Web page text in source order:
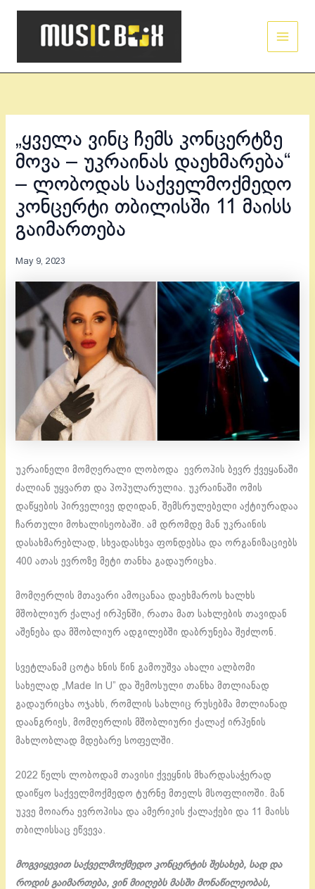
Skip
„ყველა ვინც ჩემს კონცერტზე
მოვა – უკრაინას დაეხმარება“
– ლობოდას საქველმოქმედო
კონცერტი თბილისში 11 მაისს
გაიმართება
May 9, 2023
უკრაინელი მომღერალი ლობოდა ევროპის ბევრ ქვეყანაში
ძალიან უყვართ და პოპულარულია. უკრაინაში ომის
დაწყების პირველივე დღიდან, შემსრულებელი აქტიურადაა
ჩართული მოხალისეობაში. ამ დრომდე მან უკრაინის
დასახმარებლად, სხვადასხვა ფონდებსა და ორგანიზაციებს
400 ათას ევროზე მეტი თანხა გადაურიცხა.
მომღერლის მთავარი ამოცანაა დაეხმაროს ხალხს
მშობლიურ ქალაქ ირპენში, რათა მათ სახლების თავიდან
აშენება და მშობლიურ ადგილებში დაბრუნება შეძლონ.
სვეტლანამ ცოტა ხნის წინ გამოუშვა ახალი ალბომი
სახელად „Made In U” და შემოსული თანხა მთლიანად
გადაურიცხა ოჯახს, რომლის სახლიც რუსებმა მთლიანად
დაანგრიეს, მომღერლის მშობლიური ქალაქ ირპენის
მახლობლად მდებარე სოფელში.
2022 წელს ლობოდამ თავისი ქვეყნის მხარდასაჭერად
დაიწყო საქველმოქმედო ტურნე მთელს მსოფლიოში. მან
უკვე მოიარა ევროპისა და ამერიკის ქალაქები და 11 მაისს
თბილისსაც ეწვევა.
მოგვიყევით საქველმოქმედო კონცერტის შესახებ, სად და
როდის გაიმართება, ვინ მიიღებს მასში მონაწილეობას,